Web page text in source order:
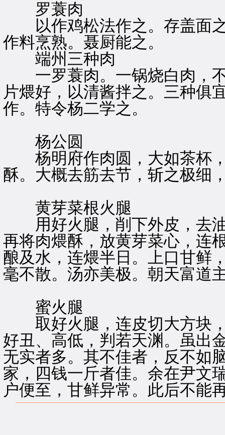
罗蓑肉
以作鸡松法作之。存盖面之
作料烹熟。聂厨能之。
端州三种肉
一罗蓑肉。一锅烧白肉，不
片煨好，以清酱拌之。三种俱
作。特令杨二学之。
杨公圆
杨明府作肉圆，大如茶杯，
酥。大概去筋去节，斩之极细
黄芽菜根火腿
用好火腿，削下外皮，去油
再将肉煨酥，放黄芽菜心，连
酿及水，连煨半日。上口甘鲜
毫不散。汤亦美极。朝天富道
蜜火腿
取好火腿，连皮切大方块，
好丑、高低，判若天渊。虽出
无实者多。其不佳者，反不如
家，四钱一斤者佳。余在尹文
户便至，甘鲜异常。此后不能